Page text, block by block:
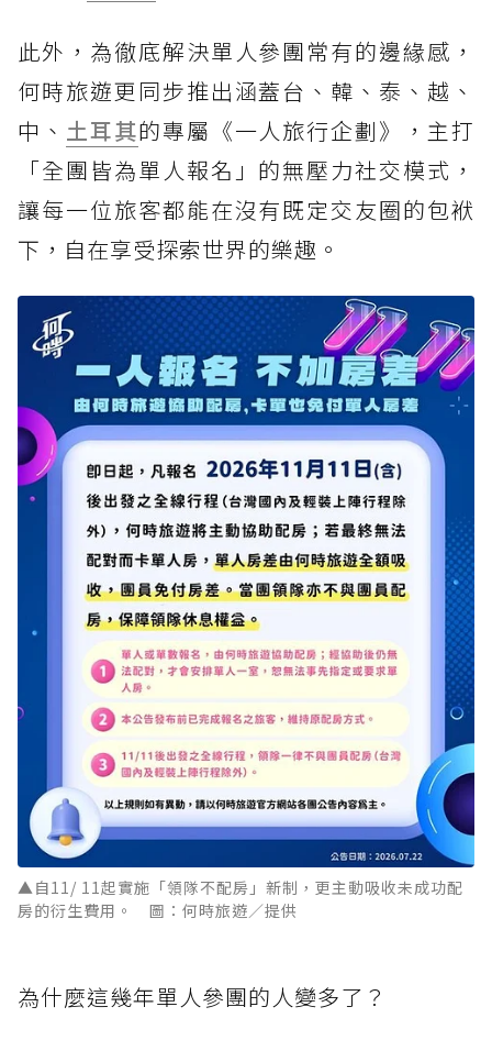
此外，為徹底解決單人參團常有的邊緣感，
何時旅遊更同步推出涵蓋台、韓、泰、越、
中、 土耳其的專屬《一人旅行企劃》，主打
「全團皆為單人報名」的無壓力社交模式，
讓每一位旅客都能在沒有既定交友圈的包袱
下，自在享受探索世界的樂趣。
▲自11/ 11起實施「領隊不配房」新制，更主動吸收未成功配
房的衍生費用。 圖：何時旅遊／提供
為什麼這幾年單人參團的人變多了？